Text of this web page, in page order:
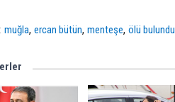
muğla,ercan bütün,menteşe,ölü bulundu